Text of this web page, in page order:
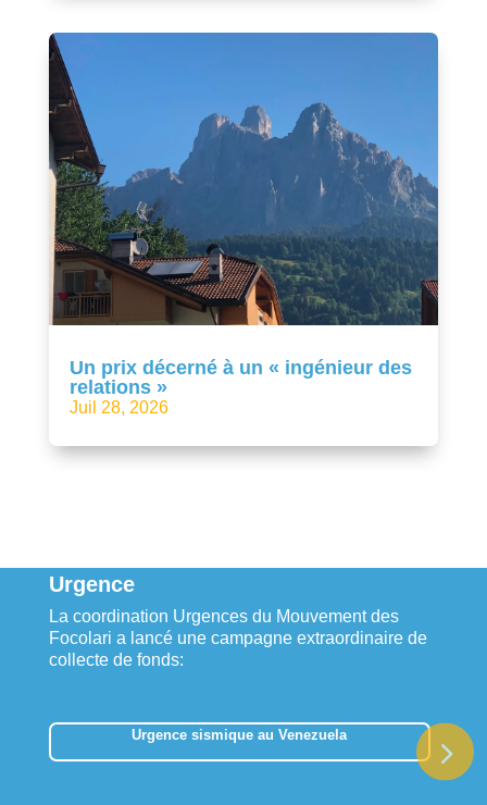
Un prix décerné à un « ingénieur des
relations »
Juil 28, 2026
Urgence
La coordination Urgences du Mouvement des
Focolari a lancé une campagne extraordinaire de
collecte de fonds:
Urgence sismique au Venezuela